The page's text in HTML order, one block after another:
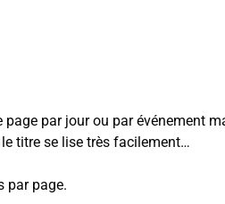
par jour ou par événement
titre se lise très facilement…
par page.